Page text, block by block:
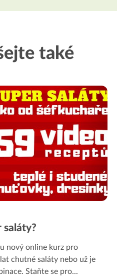
také
saláty?
nový online kurz pro
chutné saláty nebo už je
Staňte se pro...